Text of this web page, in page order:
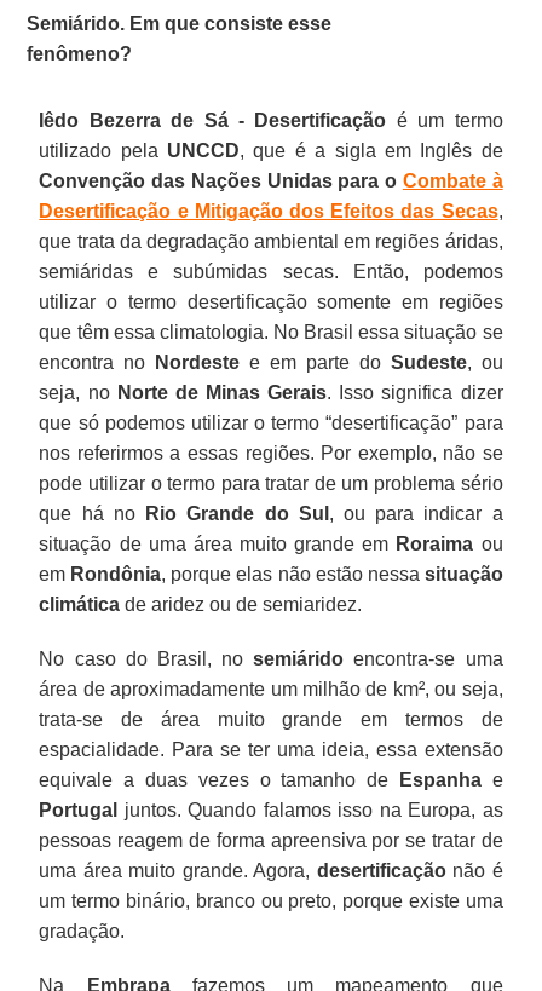
Semiárido. Em que consiste esse
fenômeno?
Iêdo Bezerra de Sá - Desertificação é um termo
utilizado pela UNCCD, que é a sigla em Inglês de
Convenção das Nações Unidas para o Combate à
Desertificação e Mitigação dos Efeitos das Secas,
que trata da degradação ambiental em regiões áridas,
semiáridas e subúmidas secas. Então, podemos
utilizar o termo desertificação somente em regiões
que têm essa climatologia. No Brasil essa situação se
encontra no
Nordeste e em parte do Sudeste, ou
seja, no Norte de Minas Gerais. Isso significa dizer
que só podemos utilizar o termo “desertificação” para
nos referirmos a essas regiões. Por exemplo, não se
pode utilizar o termo para tratar de um problema sério
que há no
Rio Grande do Sul , ou para indicar a
situação de uma área muito grande em Roraima ou
em Rondônia, porque elas não estão nessa situação
climática de aridez ou de semiaridez.
No caso do Brasil, nosemiárido encontra-se uma
área de aproximadamente um milhão de km², ou seja,
trata-se de área muito grande em termos de
espacialidade. Para se ter uma ideia, essa extensão
equivale a duas vezes o tamanho de
Espanhae
Portugal
juntos. Quando falamos isso na Europa, as
pessoas reagem de forma apreensiva por se tratar de
uma área muito grande. Agora, desertificaçãonão é
um termo binário, branco ou preto, porque existe uma
gradação.
Na Embrapafazemos um mapeamento que